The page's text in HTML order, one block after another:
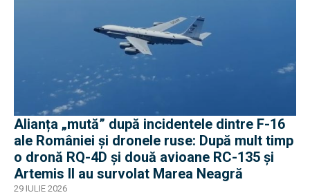
Alianța „mută” după incidentele dintre F-16
ale României și dronele ruse: După mult timp
o dronă RQ-4D și două avioane RC-135 și
Artemis II au survolat Marea Neagră
29 IULIE 2026